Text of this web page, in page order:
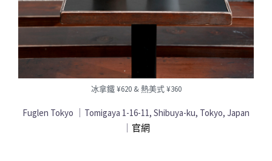
冰拿鐵 ¥620 & 熱美式 ¥360
Fuglen Tokyo ｜Tomigaya 1-16-11, Shibuya-ku, Tokyo, Japan
官網